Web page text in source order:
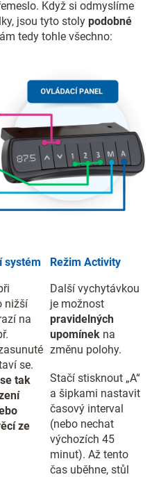
Když si odmyslíme
jsou tyto stoly podobné
tedy tohle všechno:
systém
nižší
na
se.
tak
ze
Režim Activity
Další vychytávkou
je možnost
pravidelných
upomínek na
změnu polohy.
Stačí stisknout „A“
a šipkami nastavit
časový interval
(nebo nechat
výchozích 45
minut). Až tento
čas uběhne, stůl